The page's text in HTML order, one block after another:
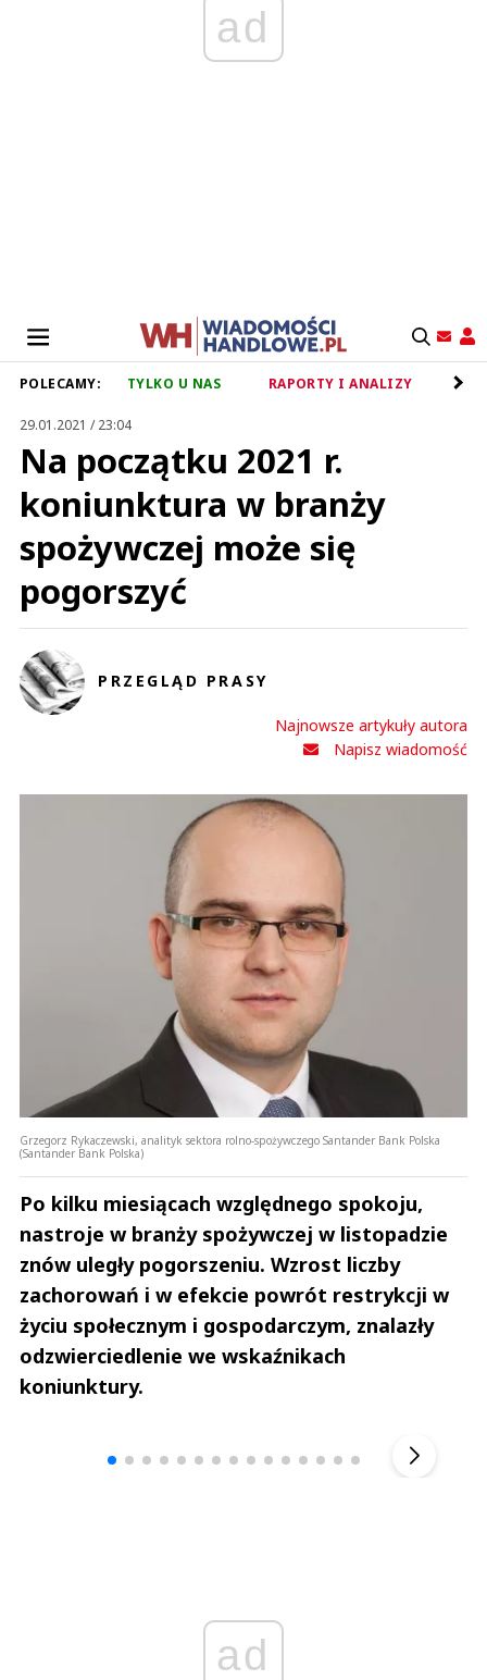
ad
POLECAMY: TYLKO U NAS RAPORTY I ANALIZY
29.01.2021 / 23:04
Na początku 2021 r.
koniunktura w branży
spożywczej może się
pogorszyć
PRZEGLĄD PRASY
Najnowsze artykuły autora
Napisz wiadomość
Grzegorz Rykaczewski, analityk sektora rolno-spożywczego Santander Bank Polska
(Santander Bank Polska)
Po kilku miesiącach względnego spokoju,
nastroje w branży spożywczej w listopadzie
znów uległy pogorszeniu. Wzrost liczby
zachorowań i w efekcie powrót restrykcji w
życiu społecznym i gospodarczym, znalazły
odzwierciedlenie we wskaźnikach
koniunktury.
ad